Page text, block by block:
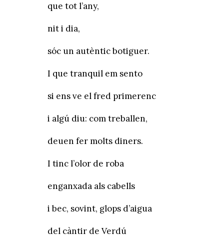
que tot l’any,
nit i dia,
sóc un autèntic botiguer.
I que tranquil em sento
si ens ve el fred primerenc
i algú diu: com treballen,
deuen fer molts diners.
I tinc l’olor de roba
enganxada als cabells
i bec, sovint, glops d’aigua
del càntir de Verdú